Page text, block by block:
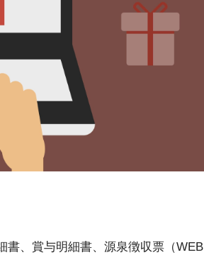
書、賞与明細書、源泉徴収票（WEB